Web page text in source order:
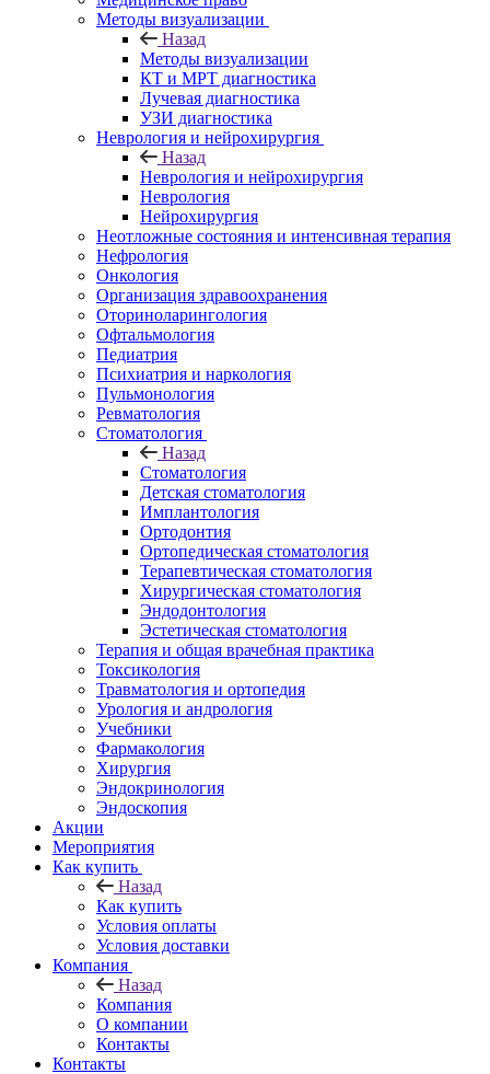
Методы визуализации
Назад
Методы визуализации
КТ и МРТ диагностика
Лучевая диагностика
УЗИ диагностика
Неврология и нейрохирургия
Назад
Неврология и нейрохирургия
Неврология
Нейрохирургия
Неотложные состояния и интенсивная терапия
Нефрология
Онкология
Организация здравоохранения
Оториноларингология
Офтальмология
Педиатрия
Психиатрия и наркология
Пульмонология
Ревматология
Стоматология
Назад
Стоматология
Детская стоматология
Имплантология
Ортодонтия
Ортопедическая стоматология
Терапевтическая стоматология
Хирургическая стоматология
Эндодонтология
Эстетическая стоматология
Терапия и общая врачебная практика
Токсикология
Травматология и ортопедия
Урология и андрология
Учебники
Фармакология
Хирургия
Эндокринология
Эндоскопия
Акции
Мероприятия
Как купить
Назад
Как купить
Условия оплаты
Условия доставки
Компания
Назад
Компания
О компании
Контакты
Контакты